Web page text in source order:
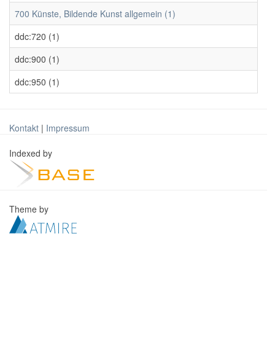
700 Künste, Bildende Kunst allgemein (1)
ddc:720 (1)
ddc:900 (1)
ddc:950 (1)
Kontakt | Impressum
Indexed by
Theme by